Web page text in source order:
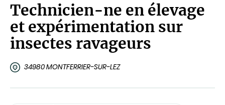
Technicien-ne en élevage
et expérimentation sur
insectes ravageurs
34980 MONTFERRIER-SUR-LEZ